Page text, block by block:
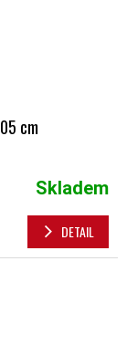
cm
Skladem
DETAIL